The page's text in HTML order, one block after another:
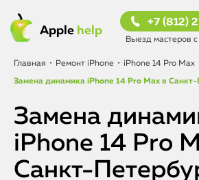
Apple help
+7 (812)
Выезд мастеров
Главная • Ремонт iPhone • iPhone 14 Pro Max
Замена динамика iPhone 14 Pro Max в Санкт-
Замена
iPhone 14 Pro
Санкт-